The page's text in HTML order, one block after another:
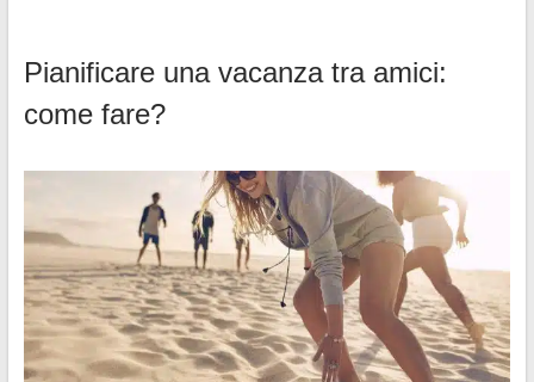
Pianificare una vacanza tra amici:
come fare?